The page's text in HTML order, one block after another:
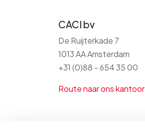
CACI bv
De Ruijterkade 7
1013 AA Amsterdam
+31 (0)88 - 654 35 00
Route naar ons kantoor